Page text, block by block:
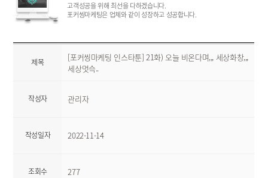
고객성공을 위해 최선을 다하겠습니다.
포커씽마케팅은 업체와 같이 성장하고 성공합니다.
제목
[포커씽마케팅 인스타툰] 21화) 오늘 비온다며,,, 세상화창,,,
세상멋슥..
작성자 관리자
작성일자 2022-11-14
조회수 277